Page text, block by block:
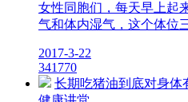
女性同胞们，每天早上起
气和体内湿气，这个体位
2017-3-22
341770
长期吃猪油到底对身体